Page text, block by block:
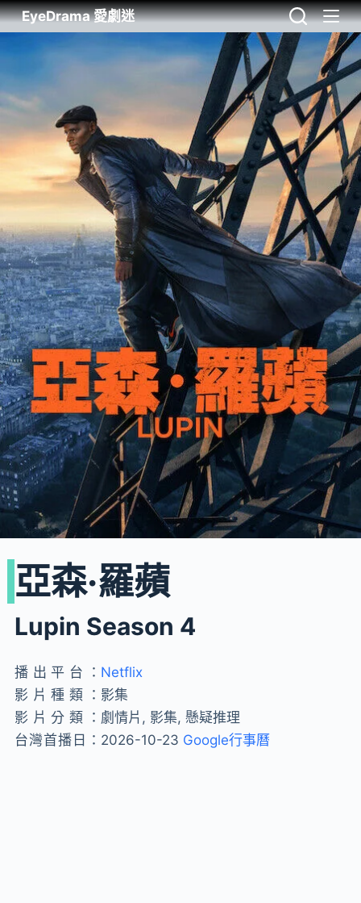
EyeDrama 愛劇迷
亞森·羅蘋
Lupin Season 4
播出平台： Netflix
影片種類： 影集
影片分類： 劇情片, 影集, 懸疑推理
台灣首播日： 2026-10-23 Google行事曆